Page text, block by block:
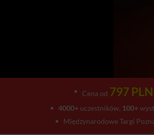
Cena od 797 PLN
4000+uczestników, 100+
Międzynarodowe Targi